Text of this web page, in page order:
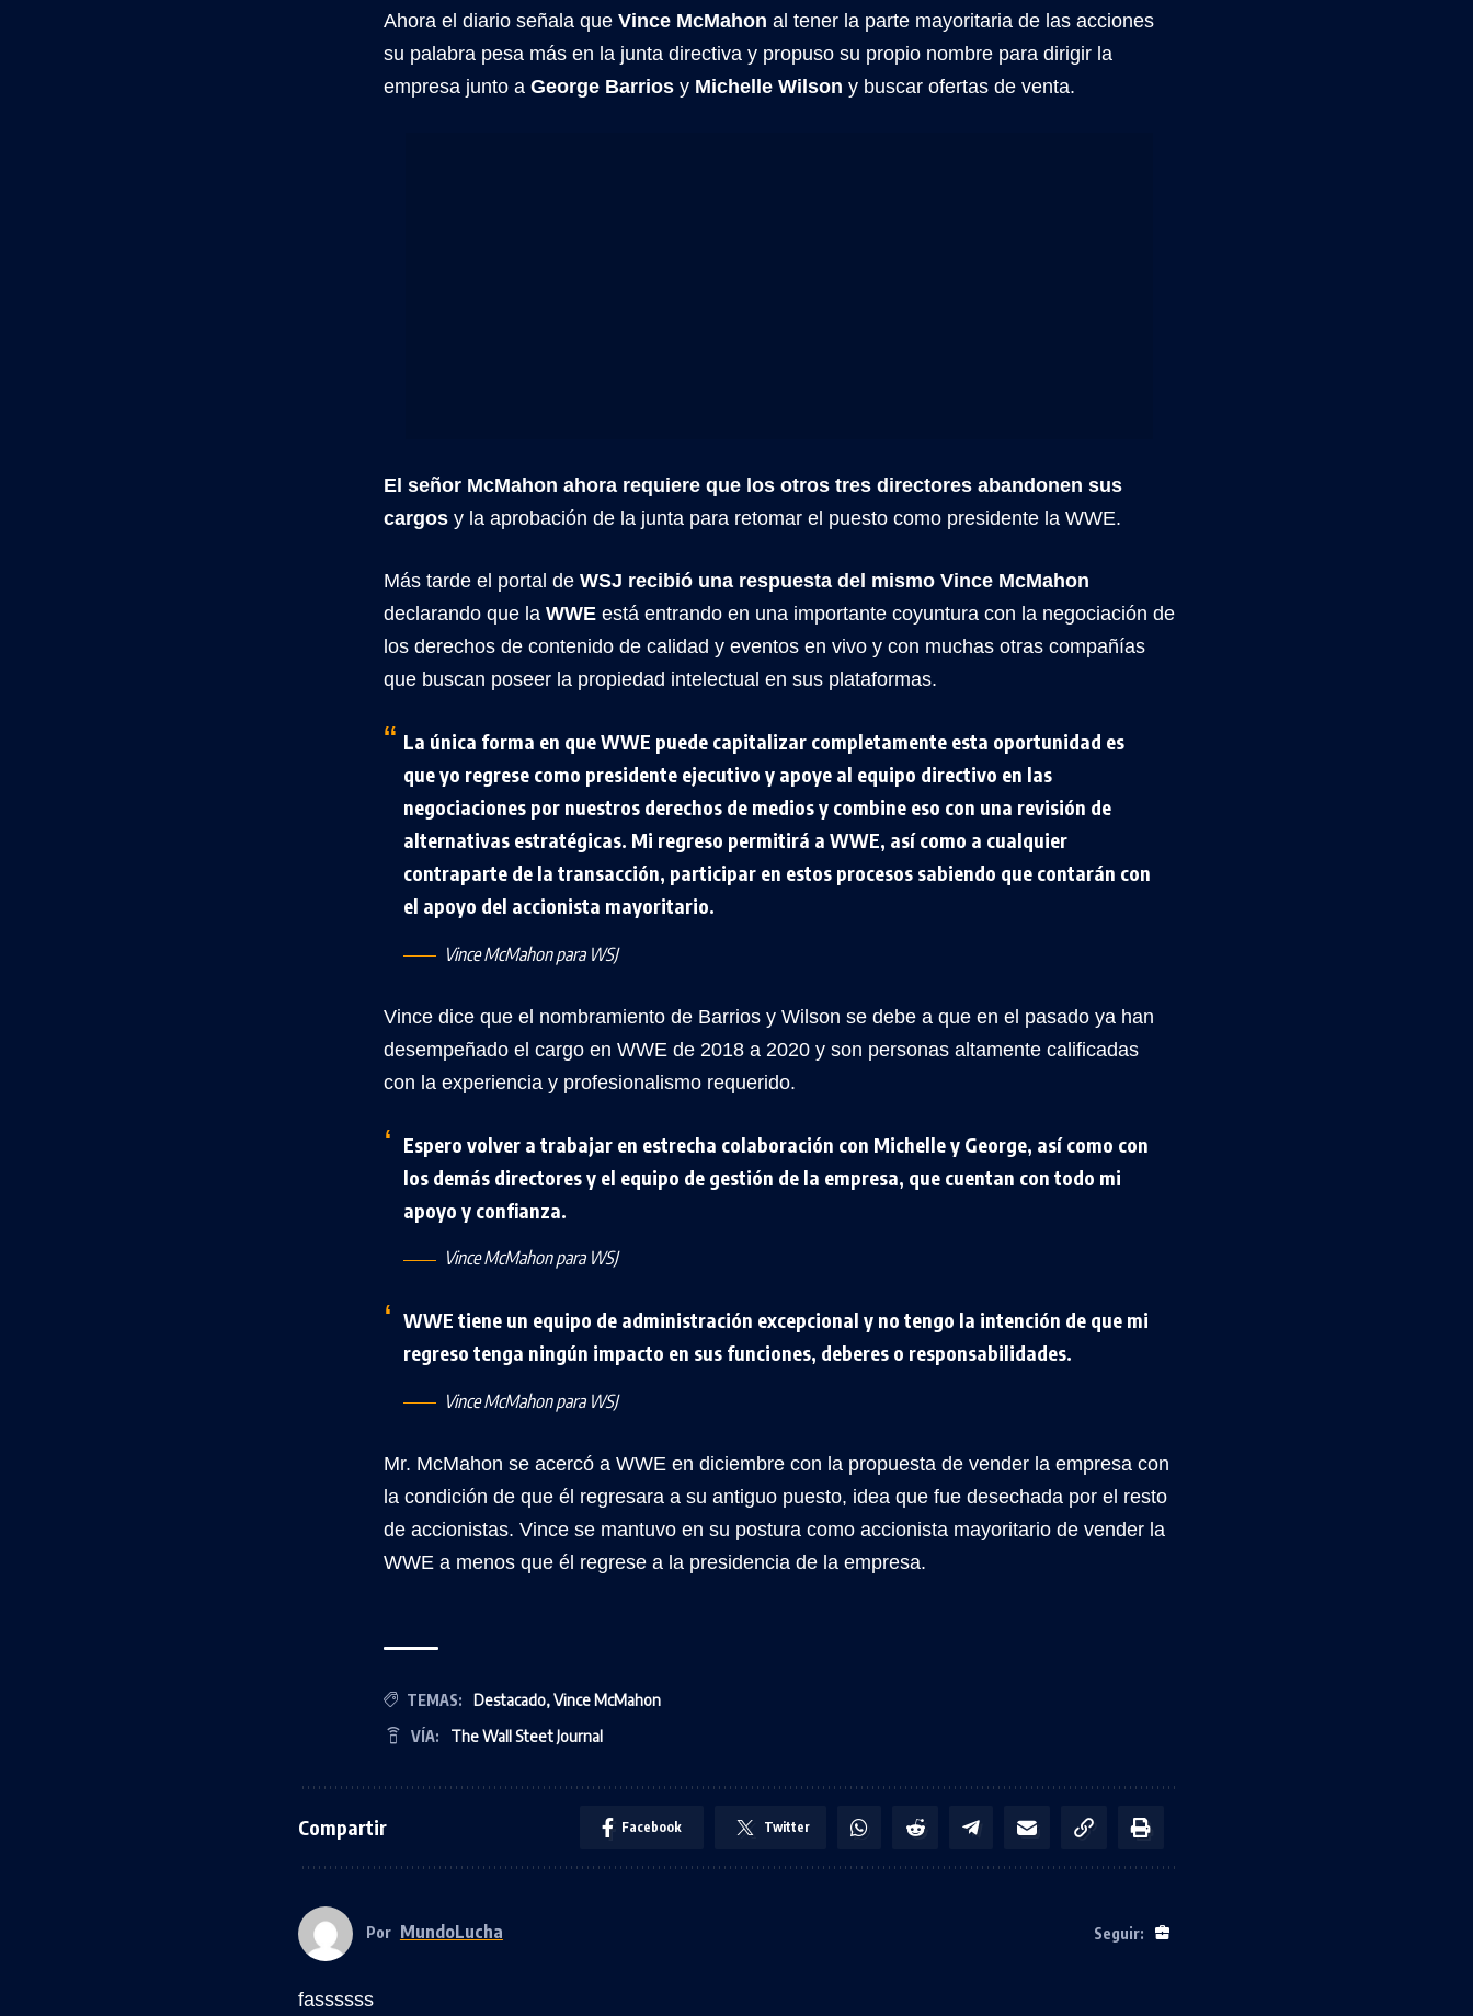
Ahora el diario señala que Vince McMahon al tener la parte mayoritaria de las acciones
su palabra pesa más en la junta directiva y propuso su propio nombre para dirigir la
empresa junto a George Barrios y Michelle Wilson y buscar ofertas de venta.
El señor McMahon ahora requiere que los otros tres directores abandonen sus
cargos y la aprobación de la junta para retomar el puesto como presidente la WWE.
Más tarde el portal de WSJ recibió una respuesta del mismo Vince McMahon
declarando que la WWE está entrando en una importante coyuntura con la negociación de
los derechos de contenido de calidad y eventos en vivo y con muchas otras compañías
que buscan poseer la propiedad intelectual en sus plataformas.
La única forma en que WWE puede capitalizar completamente esta oportunidad es
que yo regrese como presidente ejecutivo y apoye al equipo directivo en las
negociaciones por nuestros derechos de medios y combine eso con una revisión de
alternativas estratégicas. Mi regreso permitirá a WWE, así como a cualquier
contraparte de la transacción, participar en estos procesos sabiendo que contarán con
el apoyo del accionista mayoritario.
Vince McMahon para WSJ
Vince dice que el nombramiento de Barrios y Wilson se debe a que en el pasado ya han
desempeñado el cargo en WWE de 2018 a 2020 y son personas altamente calificadas
con la experiencia y profesionalismo requerido.
Espero volver a trabajar en estrecha colaboración con Michelle y George, así como con
los demás directores y el equipo de gestión de la empresa, que cuentan con todo mi
apoyo y confianza.
Vince McMahon para WSJ
WWE tiene un equipo de administración excepcional y no tengo la intención de que mi
regreso tenga ningún impacto en sus funciones, deberes o responsabilidades.
Vince McMahon para WSJ
Mr. McMahon se acercó a WWE en diciembre con la propuesta de vender la empresa con
la condición de que él regresara a su antiguo puesto, idea que fue desechada por el resto
de accionistas. Vince se mantuvo en su postura como accionista mayoritario de vender la
WWE a menos que él regrese a la presidencia de la empresa.
TEMAS: Destacado,Vince McMahon
VÍA:
The Wall Steet Journal
Compartir Facebook Twitter
Por MundoLucha Seguir:
fassssss